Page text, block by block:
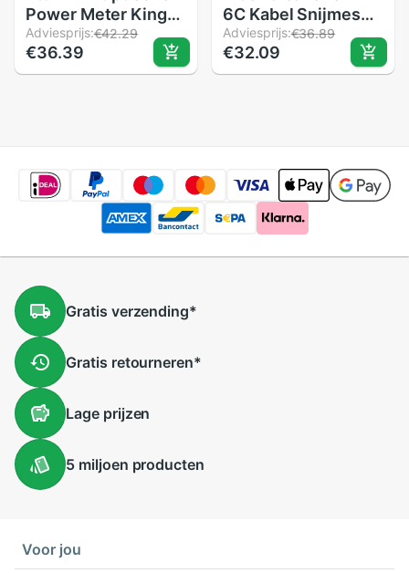
Power Meter King-
70S Type Een Opm
Glasvezel Kabel
Tester -70dBm ~ +
Adviesprijs:€42.29
€36.39
6C Kabel Snijmes
Fttt Glasvezel Mes
Gereedschap Cutter
Hoge Precisie
Adviesprijs:€36.89
€32.09
Gratis verzending*
Gratis retourneren*
Lageprijzen
5 miljoen producten
Voor jou